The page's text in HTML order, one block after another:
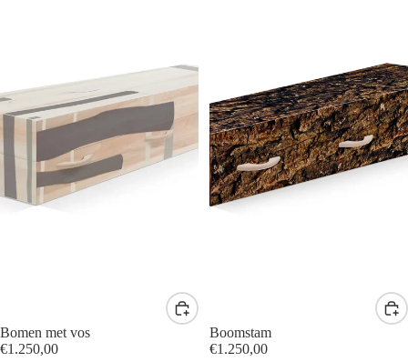
Bomen met vos
€1.250,00
Boomstam
€1.250,00